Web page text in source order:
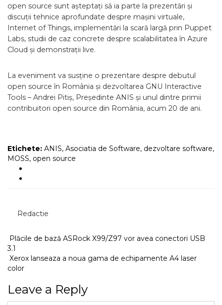
open source sunt așteptați să ia parte la prezentări și
discuții tehnice aprofundate despre mașini virtuale,
Internet of Things, implementări la scară largă prin Puppet
Labs, studii de caz concrete despre scalabilitatea în Azure
Cloud și demonstrații live.
La eveniment va susține o prezentare despre debutul
open source în România și dezvoltarea GNU Interactive
Tools – Andrei Pitiș, Președinte ANIS și unul dintre primii
contribuitori open source din România, acum 20 de ani.
Etichete: ANIS, Asociatia de Software, dezvoltare software,
MOSS, open source
Redactie
Plăcile de bază ASRock X99/Z97 vor avea conectori USB
3.1
Xerox lanseaza a noua gama de echipamente A4 laser
color
Leave a Reply